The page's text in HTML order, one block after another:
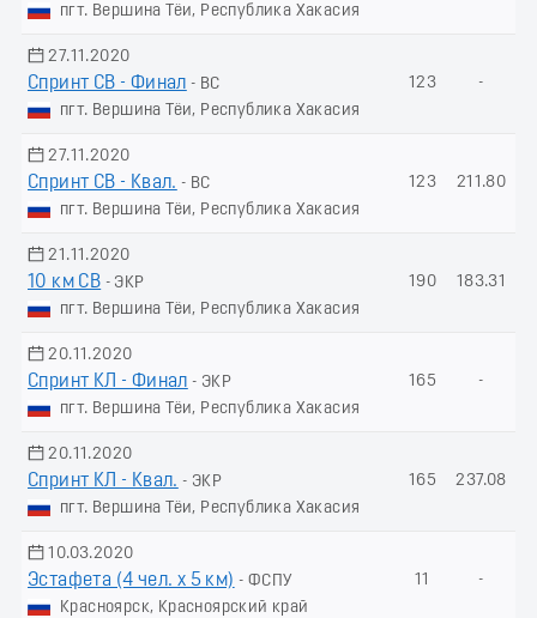
пгт. Вершина Тёи, Республика Хакасия
27.11.2020
Спринт СВ - Финал - ВС
пгт. Вершина Тёи, Республика Хакасия
123 -
27.11.2020
Спринт СВ - Квал. - ВС
пгт. Вершина Тёи, Республика Хакасия
123 211.80
21.11.2020
10 км СВ - ЭКР
пгт. Вершина Тёи, Республика Хакасия
190 183.31
20.11.2020
Спринт КЛ - Финал - ЭКР
пгт. Вершина Тёи, Республика Хакасия
165 -
20.11.2020
Спринт КЛ - Квал. - ЭКР
пгт. Вершина Тёи, Республика Хакасия
165 237.08
10.03.2020
Эстафета (4 чел. х 5 км) - ФСПУ
Красноярск, Красноярский край
11 -